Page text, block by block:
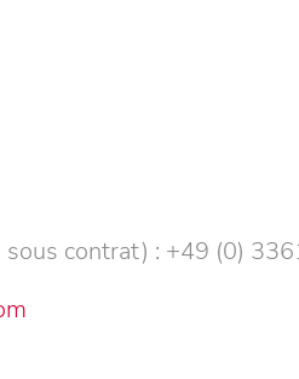
contrat) : +49 (0)